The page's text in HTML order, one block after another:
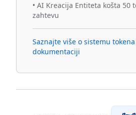
• AI Kreacija Entiteta košta 50
zahtevu
Saznajte više o sistemu
dokumentaciji